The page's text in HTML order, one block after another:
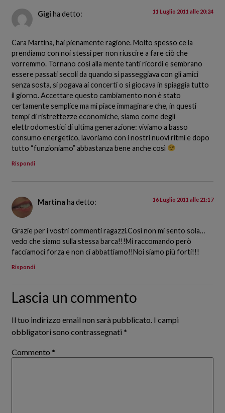
Gigi ha detto: 11 Luglio 2011 alle 20:24
Cara Martina, hai pienamente ragione. Molto spesso ce la
prendiamo con noi stessi per non riuscire a fare ciò che
vorremmo. Tornano così alla mente tanti ricordi e sembrano
essere passati secoli da quando si passeggiava con gli amici
senza sosta, si pogava ai concerti o si giocava in spiaggia tutto
il giorno. Accettare questo cambiamento non è stato
certamente semplice ma mi piace immaginare che, in questi
tempi di ristrettezze economiche, siamo come degli
elettrodomestici di ultima generazione: viviamo a basso
consumo energetico, lavoriamo con i nostri nuovi ritmi e dopo
tutto “funzioniamo” abbastanza bene anche così
Rispondi
Martina ha detto: 16 Luglio 2011 alle 21:17
Grazie per i vostri commenti ragazzi.Così non mi sento sola…
vedo che siamo sulla stessa barca!!!Mi raccomando però
facciamoci forza e non ci abbattiamo!!Noi siamo più forti!!!
Rispondi
Lascia un commento
Il tuo indirizzo email non sarà pubblicato. I campi
obbligatori sono contrassegnati *
Commento *